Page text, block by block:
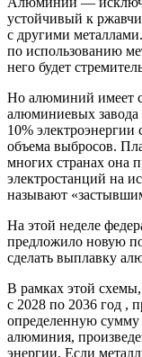
устойчивый к
с другими
по использованию
него будет
Но алюминий имеет
алюминиевых
10%
объема выбросов.
многих странах она
электростанций на
называют
На этой неделе
предложило новую
сделать выплавку
В рамках этой
с 2028 по 2036 год ,
определенную
алюминия,
энергии. Если